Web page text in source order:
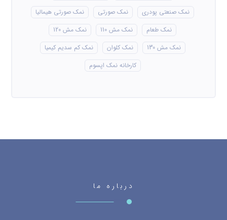
نمک صنعتی پودری
نمک صورتی
نمک صورتی هیمالیا
نمک طعام
نمک مش 110
نمک مش 120
نمک مش 130
نمک کلوان
نمک کم سدیم کیمیا
کارخانه نمک اپسوم
درباره ما